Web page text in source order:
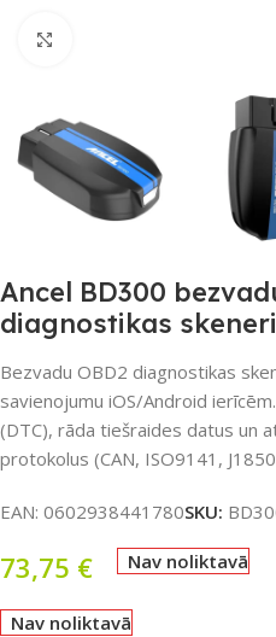
Ancel BD300
diagnostikas
Bezvadu OBD2 diagnostikas
savienojumu iOS/Android
(DTC), rāda tiešraides datus un
protokolus (CAN, ISO9141, J1850
EAN: 0602938441780SKU:
73,75 € Nav noliktavā
Nav noliktavā